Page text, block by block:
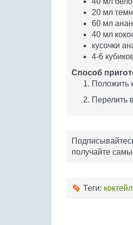
20 мл
60 мл
40 мл
кусочки
4-6
Способ
Положить
Перелить
получайте
Теги: